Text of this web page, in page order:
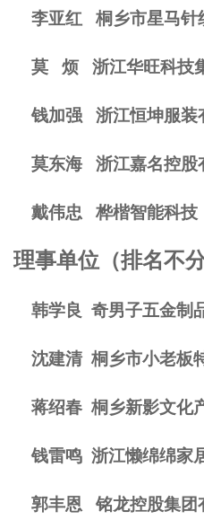
李亚红 桐乡市星马针
莫 烦 浙江华旺科技
钱加强 浙江恒坤服装
莫东海 浙江嘉名控股
戴伟忠 桦楷智能科技
理事单位（排名不
韩学良 奇男子五金制
沈建清 桐乡市小老板
蒋绍春 桐乡新影文化
钱雷鸣 浙江懒绵绵家
郭丰恩 铭龙控股集团